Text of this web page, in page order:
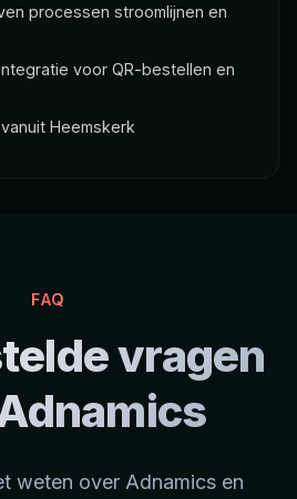
processen stroomlijnen en
voor QR-bestellen en
Heemskerk
FAQ
vragen
weten over Adnamics en